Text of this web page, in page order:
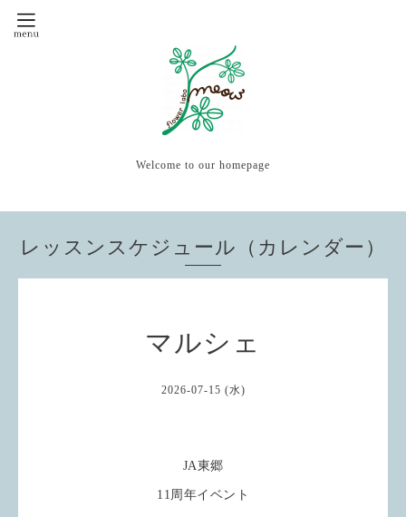
Welcome to our homepage
レッスンスケジュール（カレンダー）
マルシェ
2026-07-15 (水)
JA東郷
11周年イベント